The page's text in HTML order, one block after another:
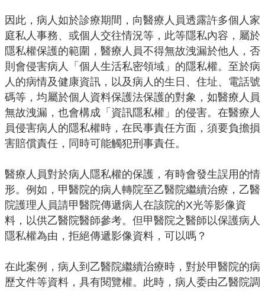
開
山
坡
地
範
圍
申
請
件
污
水
下
水
回
因此，病人如於診療期間，向醫療人員透露許多個人家
庭私人事務、或個人交往情況等，此等隱私內容，屬於
隱私權保護的範圍，醫療人員不得無故洩漏於他人，否
則會侵害病人「個人生活私密領域」的隱私權。至於病
人的病情及健康資訊，以及病人的生日、住址、電話號
碼等，均屬於個人資料保護法保護的對象，如醫療人員
無故洩漏，也會構成「資訊隱私權」的侵害。在醫療人
員侵害病人的隱私權時，在民事責任方面，須要負擔損
害賠償責任，同時可能觸犯刑事責任。
醫療人員對於病人隱私權的保護，有時會發生誤用的情
形。例如，甲醫院的病人轉院至乙醫院繼續治療，乙醫
院護理人員請甲醫院傳遞病人在該院的X光等影像資
料，以供乙醫院醫師參考。但甲醫院之醫師以保護病人
隱私權為由，拒絕傳遞影像資料，可以嗎？
在此案例，病人到乙醫院繼續治療時，對於甲醫院的病
歷文件等資料，具有閱覽權。此時，病人委由乙醫院調